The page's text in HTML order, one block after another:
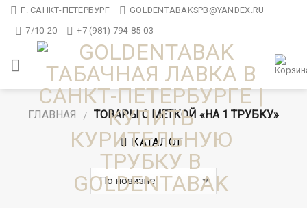
Skip Г. САНКТ-ПЕТЕРБУРГ
GOLDENTABAKSPB@YANDEX.RU
7/10-20
+7 (981) 794-85-03
ГЛАВНАЯ / ТОВАРЫ С МЕТКОЙ «НА 1 ТРУБКУ»
КАТАЛОГ